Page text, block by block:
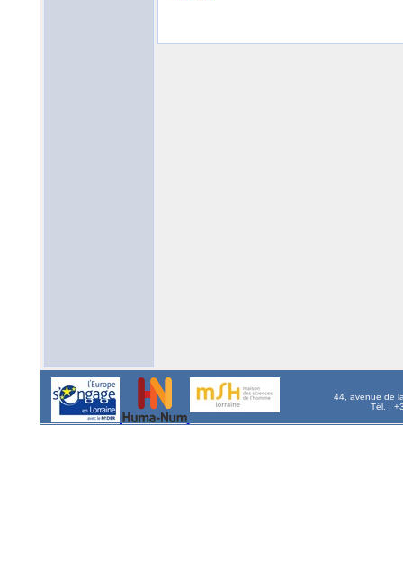
44, avenue de
Tél. :